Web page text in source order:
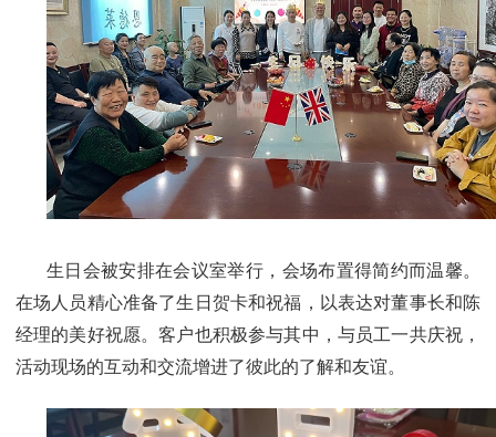
生日会被安排在会议室举行，会场布置得简约而温馨。
在场人员精心准备了生日贺卡和祝福，以表达对董事长和陈
经理的美好祝愿。客户也积极参与其中，与员工一共庆祝，
活动现场的互动和交流增进了彼此的了解和友谊。